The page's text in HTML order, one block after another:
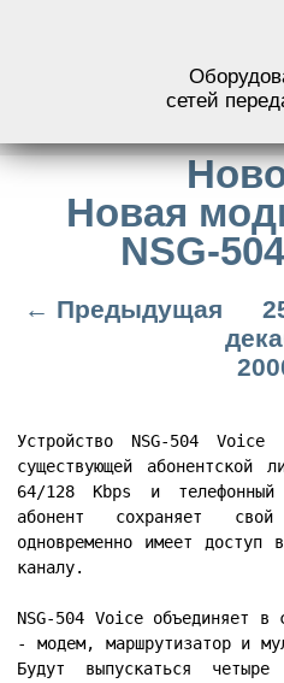
сетей
Новая
NSG-
← Предыдущая
Устройство NSG-504 Voice
существующей абонентской
64/128 Kbps и
абонент сохраняет
одновременно имеет доступ
каналу.
NSG-504 Voice объединяет в
- модем, маршрутизатор и
Будут выпускаться четыре